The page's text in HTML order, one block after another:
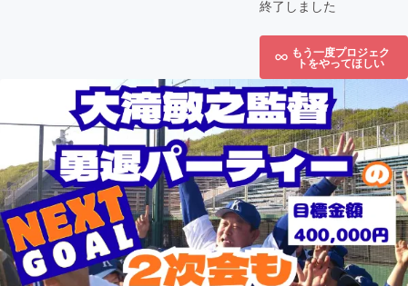
終了しました
もう一度プロジェク
トをやってほしい